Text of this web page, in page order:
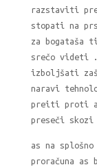
razstaviti
stopati na
za bogataša
srečo videti
izboljšati
naravi
preiti proti
preseči
as na
proračuna